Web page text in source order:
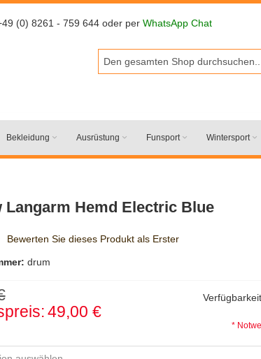
(0) 8261 - 759 644 oder per WhatsApp Chat
Bekleidung Ausrüstung Funsport Wintersport
Langarm Hemd Electric Blue
Bewerten Sie dieses Produkt als Erster
drum
49,00 €
*